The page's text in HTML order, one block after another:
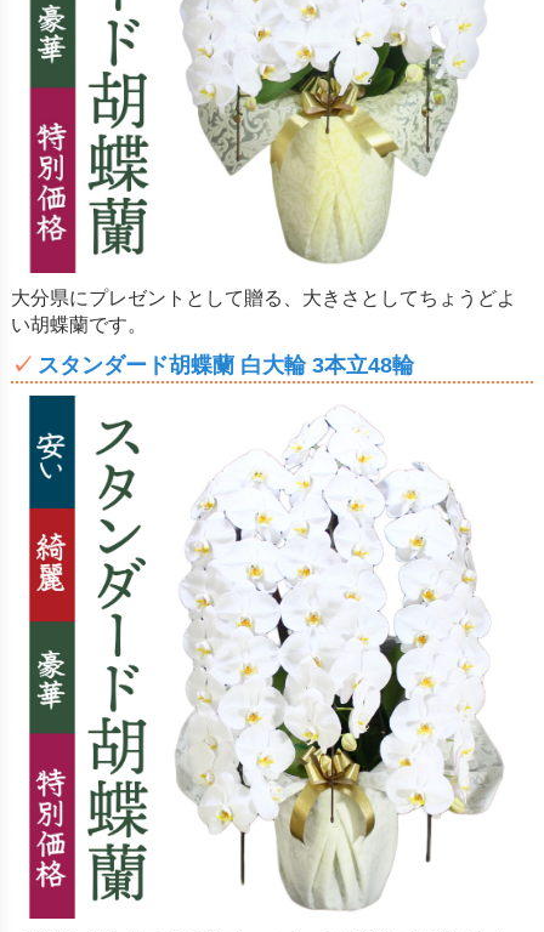
大分県にプレゼントとして贈る、大きさとしてちょうどよ
い胡蝶蘭です。
スタンダード胡蝶蘭 白大輪 3本立48輪